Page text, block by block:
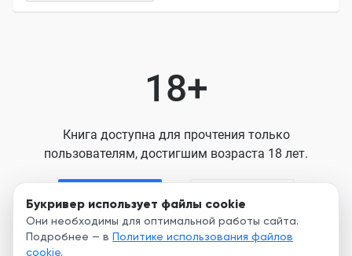
Букривер использует файлы cookie
Они необходимы для оптимальной работы сайта.
Подробнее — в Политике использования файлов
cookie.
18+
Книга доступна для прочтения только
пользователям, достигшим возраста 18 лет.
Нажимая кнопку, я принимаю условия